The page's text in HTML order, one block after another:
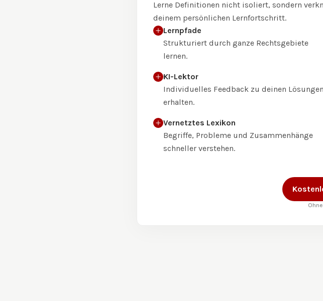
Lerne Definitionen nicht isoliert, sondern
deinem persönlichen Lernfortschritt.
Lernpfade
Strukturiert durch ganze Rechtsgebiete
lernen.
KI-Lektor
Individuelles Feedback zu deinen Lösungen
erhalten.
Vernetztes Lexikon
Begriffe, Probleme und Zusammenhänge
schneller verstehen.